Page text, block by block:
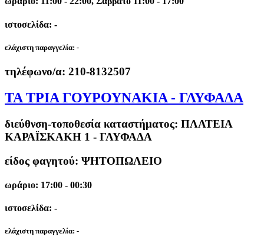
ιστοσελίδα: -
ελάχιστη παραγγελία: -
τηλέφωνο/α: 210-8132507
ΤΑ ΤΡΙΑ ΓΟΥΡΟΥΝΑΚΙΑ - ΓΛΥΦΑΔΑ
διεύθνση-τοποθεσία καταστήματος: ΠΛΑΤΕΙΑ
ΚΑΡΑΪΣΚΑΚΗ 1 - ΓΛΥΦΑΔΑ
είδος φαγητού: ΨΗΤΟΠΩΛΕΙΟ
ωράριο: 17:00 - 00:30
ιστοσελίδα: -
ελάχιστη παραγγελία: -